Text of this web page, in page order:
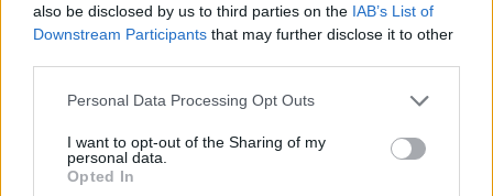
also be disclosed by us to third parties on the IAB’s List of
Downstream Participants that may further disclose it to other
Personal Data Processing Opt Outs
I want to opt-out of the Sharing of my
personal data.
Opted In
Parametre
Kategórie: